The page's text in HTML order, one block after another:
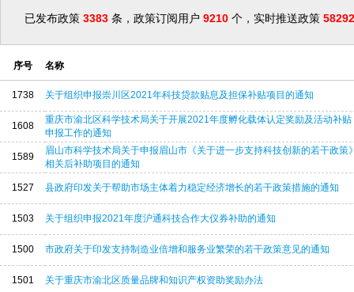
已发布政策 3383 条，政策订阅用户 9210 个，实时推送政策 58292
序号 名称
1738 关于组织申报崇川区2021年科技贷款贴息及担保补贴项目的通知
1608
重庆市渝北区科学技术局关于开展2021年度孵化载体认定奖励及活动补贴
申报工作的通知
1589
眉山市科学技术局关于申报眉山市《关于进一步支持科技创新的若干政策
相关后补助项目的通知
1527 县政府印发关于帮助市场主体着力稳定经济增长的若干政策措施的通知
1503 关于组织申报2021年度沪通科技合作大仪券补助的通知
1500 市政府关于印发支持制造业倍增和服务业繁荣的若干政策意见的通知
1501 关于重庆市渝北区质量品牌和知识产权资助奖励办法